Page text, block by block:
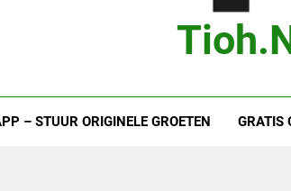
Bas
– STUUR ORIGINELE GROETEN GRATIS